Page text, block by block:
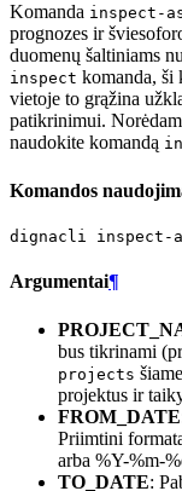
Komanda inspect-
prognozes ir
duomenų šaltiniams
inspect komanda, ši
vietoje to grąžina
patikrinimui.
naudokite komandą
Komandos
dignacli inspect-
Argumentai¶
bus tikrinami
projects
projektus ir
FROM_DATE
Priimtini
arba %Y-%m-
TO_DATE: